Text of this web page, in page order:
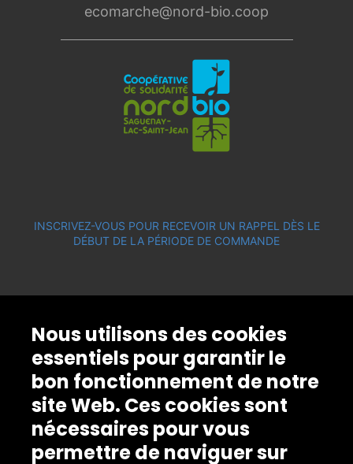
ecomarche@nord-bio.coop
INSCRIVEZ-VOUS POUR RECEVOIR UN RAPPEL DÈS LE
DÉBUT DE LA PÉRIODE DE COMMANDE
Nous utilisons des cookies
essentiels pour garantir le
bon fonctionnement de notre
site Web. Ces cookies sont
nécessaires pour vous
permettre de naviguer sur